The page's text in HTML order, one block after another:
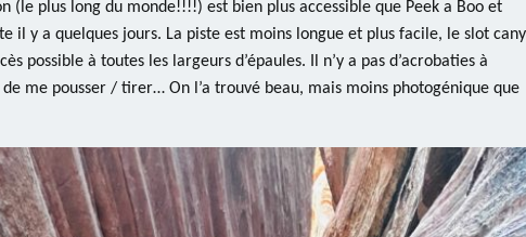
(le plus long du monde!!!!) est bien plus accessible que Peek a Boo et
il y a quelques jours. La piste est moins longue et plus facile, le slot
possible à toutes les largeurs d’épaules. Il n’y a pas d’acrobaties à
me pousser / tirer… On l’a trouvé beau, mais moins photogénique que